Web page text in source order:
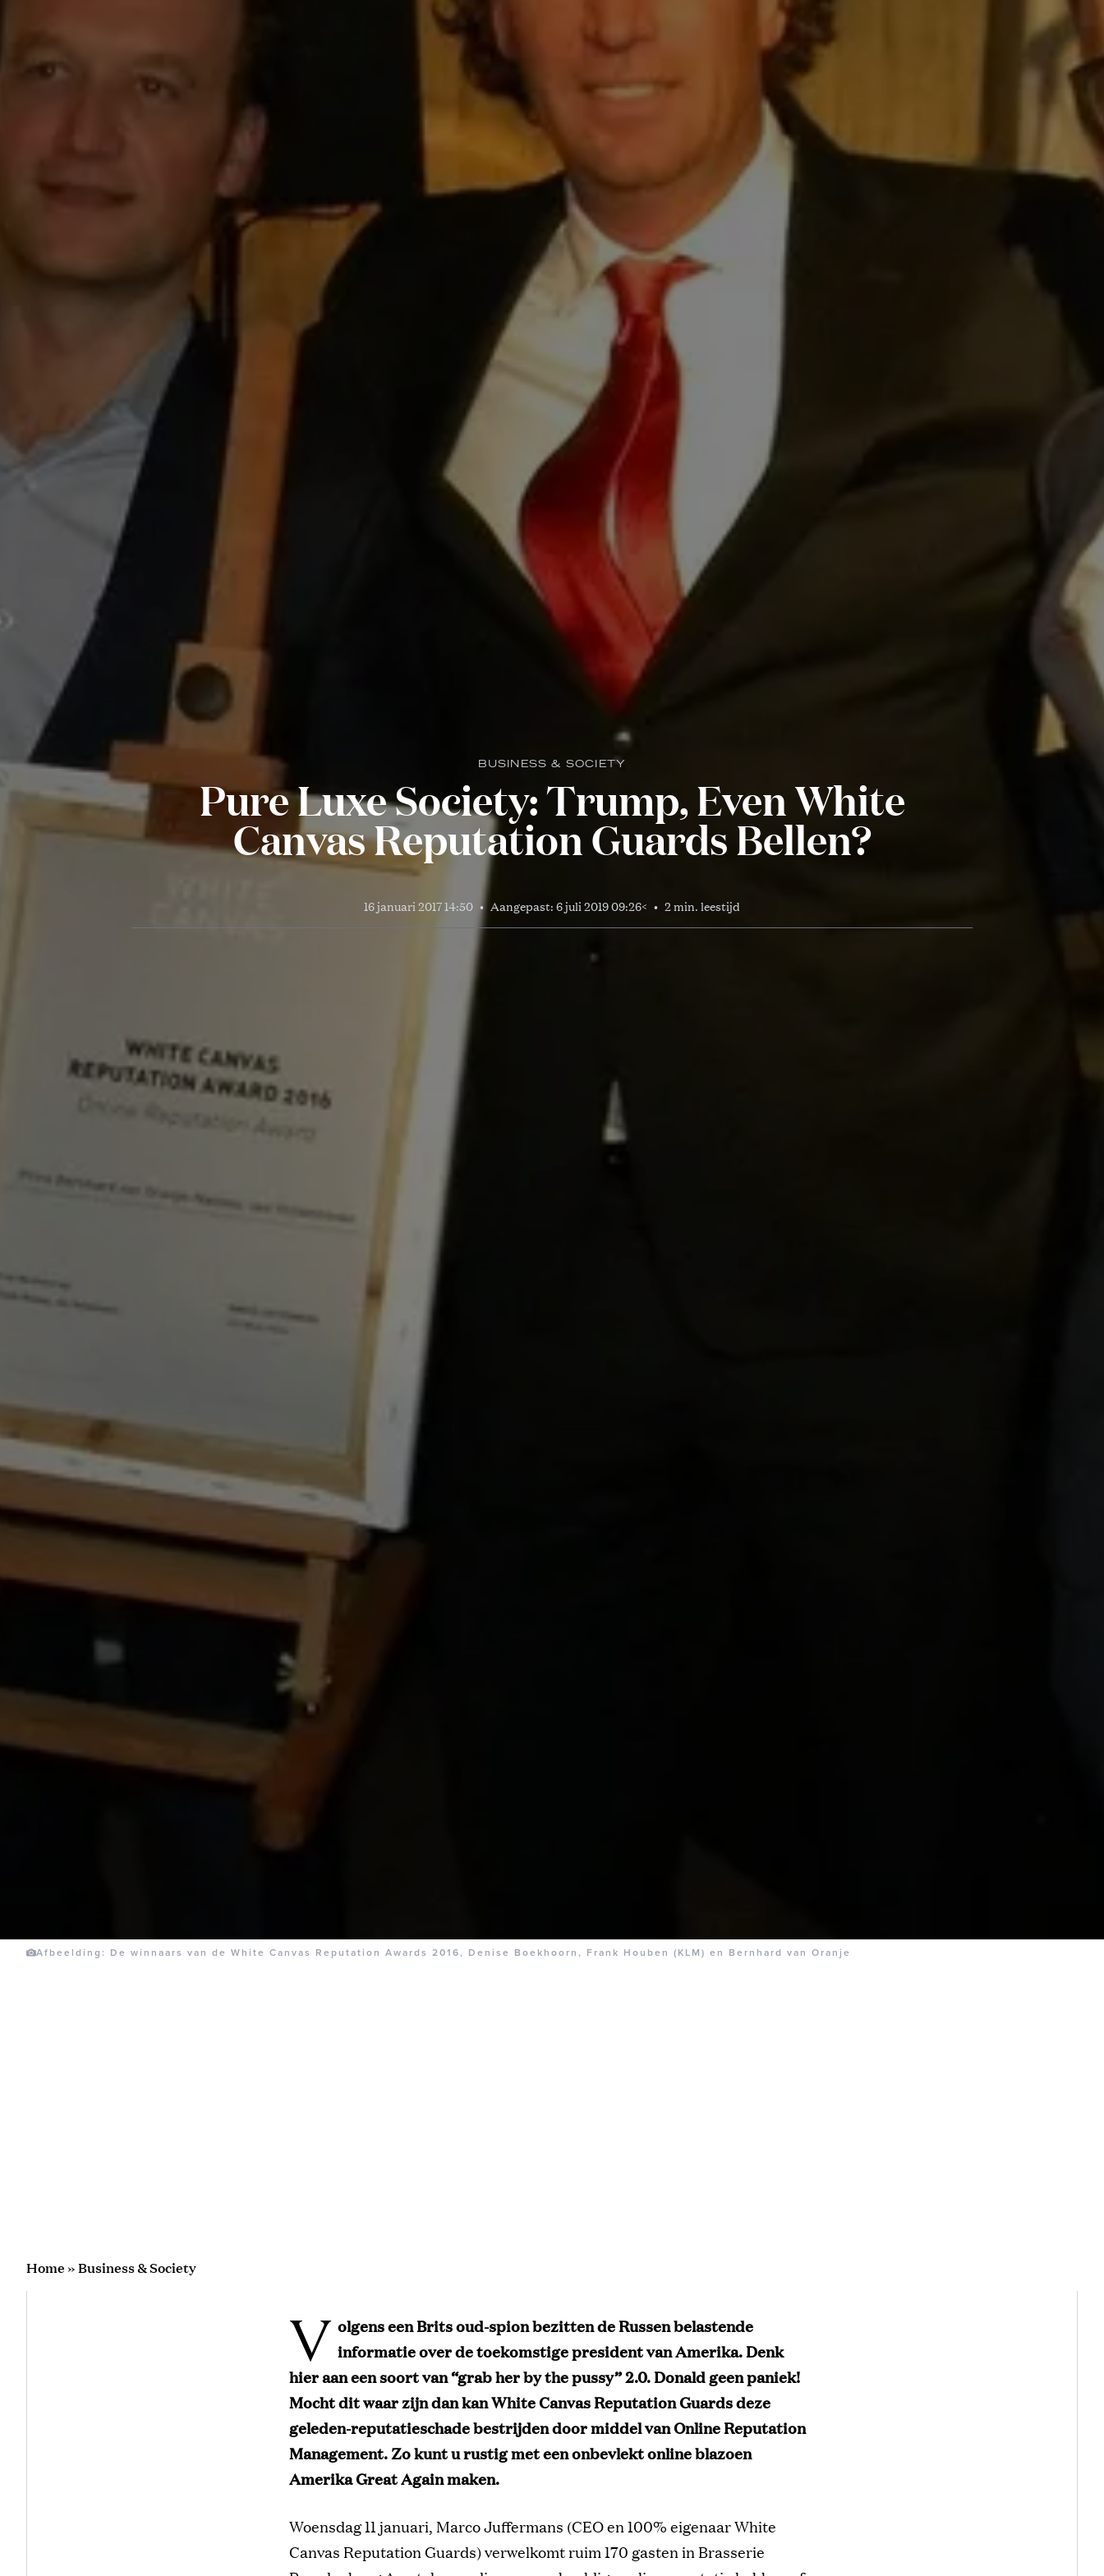
BUSINESS & SOCIETY
Pure Luxe Society: Trump, Even White
Canvas Reputation Guards Bellen?
16 januari 2017 14:50 • Aangepast: 6 juli 2019 09:26< • 2 min. leestijd
Afbeelding: De winnaars van de White Canvas Reputation Awards 2016, Denise Boekhoorn, Frank Houben (KLM) en Bernhard van Oranje
Home»Business & Society
V olgens een Brits oud-spion bezitten de Russen belastende
informatie over de toekomstige president van Amerika. Denk
hier aan een soort van “grab her by the pussy” 2.0. Donald geen paniek!
Mocht dit waar zijn dan kan White Canvas Reputation Guards deze
geleden-reputatieschade bestrijden door middel van Online Reputation
Management. Zo kunt u rustig met een onbevlekt online blazoen
Amerika Great Again maken.
Woensdag 11 januari, Marco Juffermans (CEO en 100% eigenaar White
Canvas Reputation Guards) verwelkomt ruim 170 gasten in Brasserie